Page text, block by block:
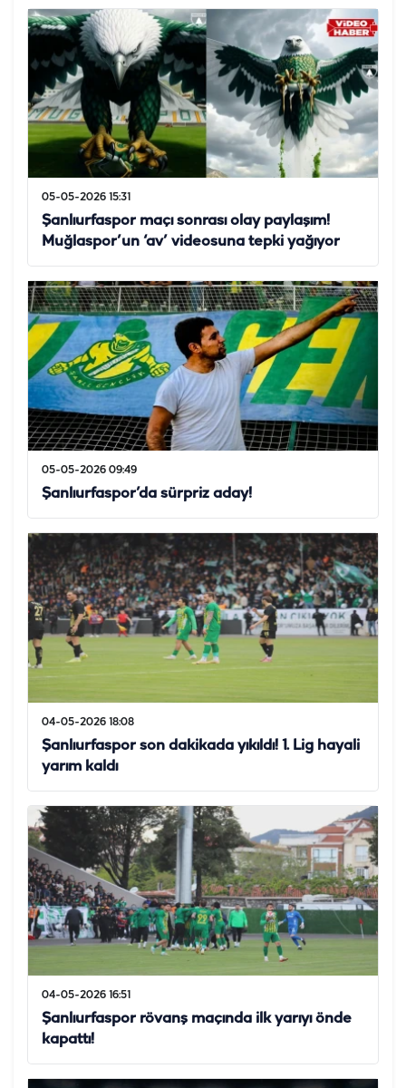
05-05-2026 15:31
Şanlıurfaspor maçı sonrası olay paylaşım!
Muğlaspor’un ‘av’ videosuna tepki yağıyor
05-05-2026 09:49
Şanlıurfaspor’da sürpriz aday!
04-05-2026 18:08
Şanlıurfaspor son dakikada yıkıldı! 1. Lig hayali
yarım kaldı
04-05-2026 16:51
Şanlıurfaspor rövanş maçında ilk yarıyı önde
kapattı!